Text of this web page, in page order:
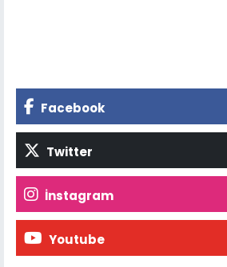
Facebook
Twitter
İnstagram
Youtube